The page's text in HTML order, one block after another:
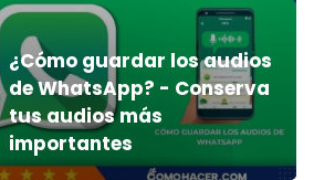
¿Cómo guardar los audios
de WhatsApp? - Conserva
tus audios más
importantes